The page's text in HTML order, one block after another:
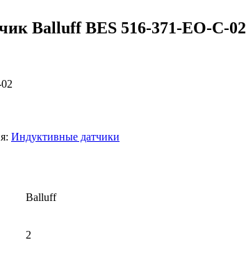
Balluff BES 516-371-EO-C-02
Индуктивные датчики
Balluff
2